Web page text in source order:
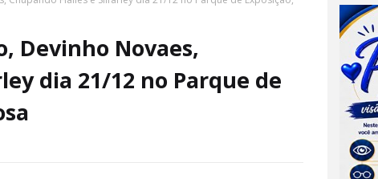
Devinho Novaes,
dia 21/12 no Parque de